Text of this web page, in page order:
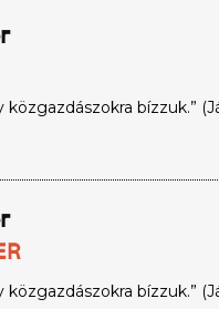
bízzuk.”
bízzuk.”